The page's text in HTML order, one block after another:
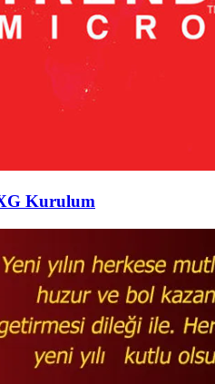
Kurulum